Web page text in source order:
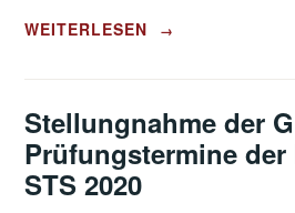
„STELLUNGNAHME
PRÜFUNGSSITUATION
STADTTEILSCHULEN
2020“
WEITERLESEN →
Stellungnahme der
Prüfungstermine der
STS 2020